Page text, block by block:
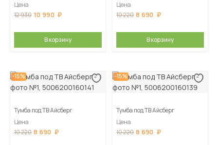
Цена
12 930 10 990
В корзину
Цена
10 220 8 690
В корзину
-15%
Тумба под ТВ Айсберг
Цена
10 220 8 690
-15%
Тумба под ТВ Айсберг
Цена
10 220 8 690